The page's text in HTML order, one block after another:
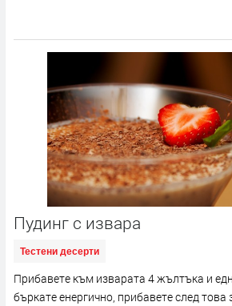
Пудинг с извара
Тестени десерти
Прибавете към изварата 4 жълтъка и
бъркате енергично, прибавете след това